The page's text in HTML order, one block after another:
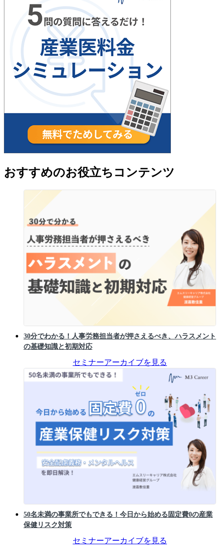
おすすめのお役立ちコンテンツ
30分でわかる！人事労務担当者が押さえるべき、ハラスメント
の基礎知識と初期対応
セミナーアーカイブを見る
50名未満の事業所でもできる！今日から始める固定費0の産業
保健リスク対策
セミナーアーカイブを見る